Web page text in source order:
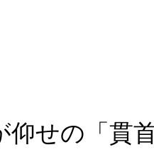
仰せの「貫